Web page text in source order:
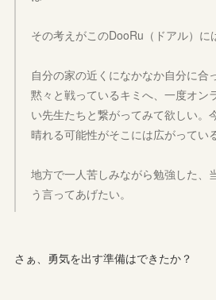
その考えがこのDooRu（ドアル）に
自分の家の近くになかなか自分に合
黙々と戦っているキミへ、一度オン
い先生たちと繋がってみて欲しい。
晴れる可能性がそこには広がってい
地方で一人苦しみながら勉強した、
う言ってあげたい。
さぁ、勇気を出す準備はできたか？